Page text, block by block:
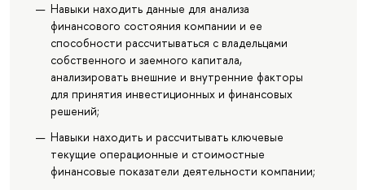
Навыки находить данные для анализа
финансового состояния компании и ее
способности рассчитываться с владельцами
собственного и заемного капитала,
анализировать внешние и внутренние факторы
для принятия инвестиционных и финансовых
решений;
Навыки находить и рассчитывать ключевые
текущие операционные и стоимостные
финансовые показатели деятельности компании;